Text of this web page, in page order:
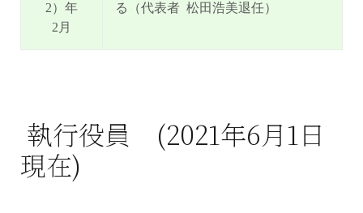
2）年
2月
る（代表者 松田浩美退任）
執行役員 (2021年6月1日
現在)